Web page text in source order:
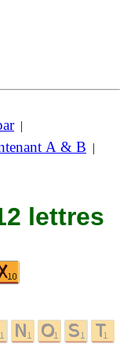
|
A & B |
lettres